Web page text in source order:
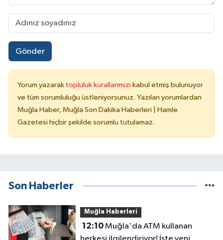
Gönder
Yorum yazarak topluluk kurallarımızı kabul etmiş bulunuyor
ve tüm sorumluluğu üstleniyorsunuz. Yazılan yorumlardan
Muğla Haber, Muğla Son Dakika Haberleri | Hamle
Gazetesi hiçbir şekilde sorumlu tutulamaz.
Son Haberler
Muğla Haberleri
12:10Muğla'da ATM kullanan